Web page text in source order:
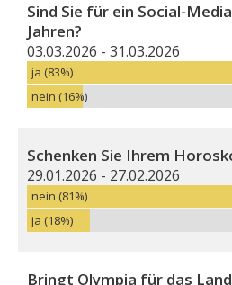
Sind Sie für ein Social-
Jahren?
03.03.2026 - 31.03.2026
ja (83%)
nein (16%)
Schenken Sie Ihrem
29.01.2026 - 27.02.2026
nein (81%)
ja (18%)
Bringt Olympia für das